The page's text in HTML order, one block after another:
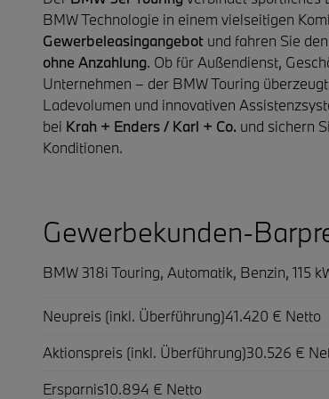
BMW Technologie in einem vielseitigen
Gewerbeleasingangebot und fahren Sie
ohne Anzahlung. Ob für Außendienst,
Unternehmen – der BMW Touring
Ladevolumen und innovativen
bei Krah + Enders / Karl + Co. und sichern
Konditionen.
Gewerbekunden-
BMW 318i Touring, Automatik, Benzin, 115
Neupreis (inkl. Überführung)41.420 € Netto
Aktionspreis (inkl. Überführung)30.526 €
Ersparnis10.894 € Netto